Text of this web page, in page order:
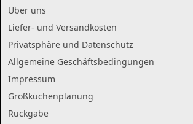
Über uns
Liefer- und Versandkosten
Privatsphäre und Datenschutz
Allgemeine Geschäftsbedingungen
Impressum
Großküchenplanung
Rückgabe